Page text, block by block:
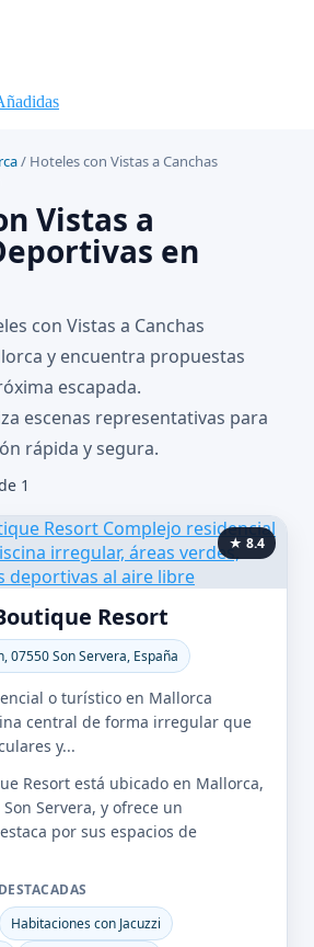
/ Hoteles con Vistas a Canchas
Vistas a
en
con Vistas a Canchas
y encuentra propuestas
escapada.
escenas representativas para
rápida y segura.
1
★ 8.4
Resort
07550 Son Servera, España
o turístico en Mallorca
central de forma irregular que
y...
Resort está ubicado en Mallorca,
Servera, y ofrece un
por sus espacios de
Habitaciones con Jacuzzi